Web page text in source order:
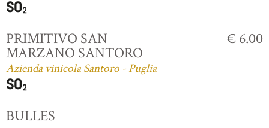
PRIMITIVO SAN
MARZANO SANTORO
Azienda vinicola Santoro - Puglia
€ 6.00
BULLES